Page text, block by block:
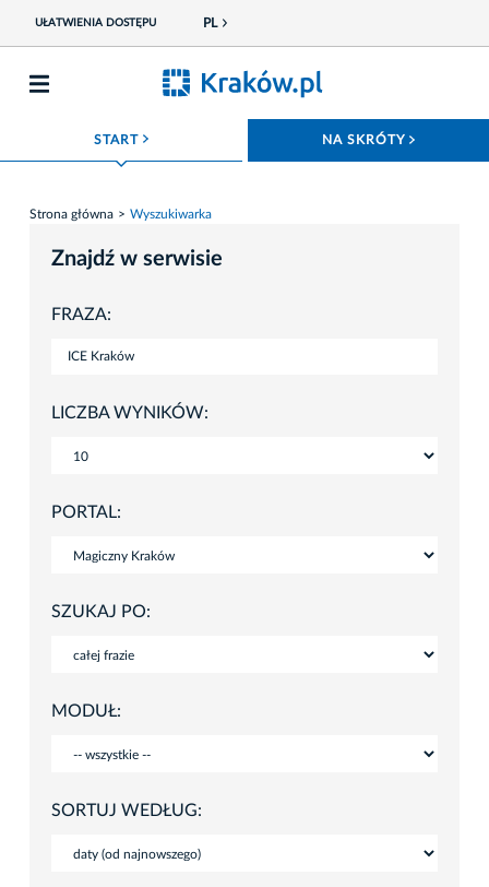
UŁATWIENIA DOSTĘPU PL
START ROZWIŃ MENU NA SKRÓTY
Strona główna Wyszukiwarka
Znajdź w serwisie
FRAZA:
LICZBA WYNIKÓW:
PORTAL:
SZUKAJ PO:
MODUŁ:
SORTUJ WEDŁUG: